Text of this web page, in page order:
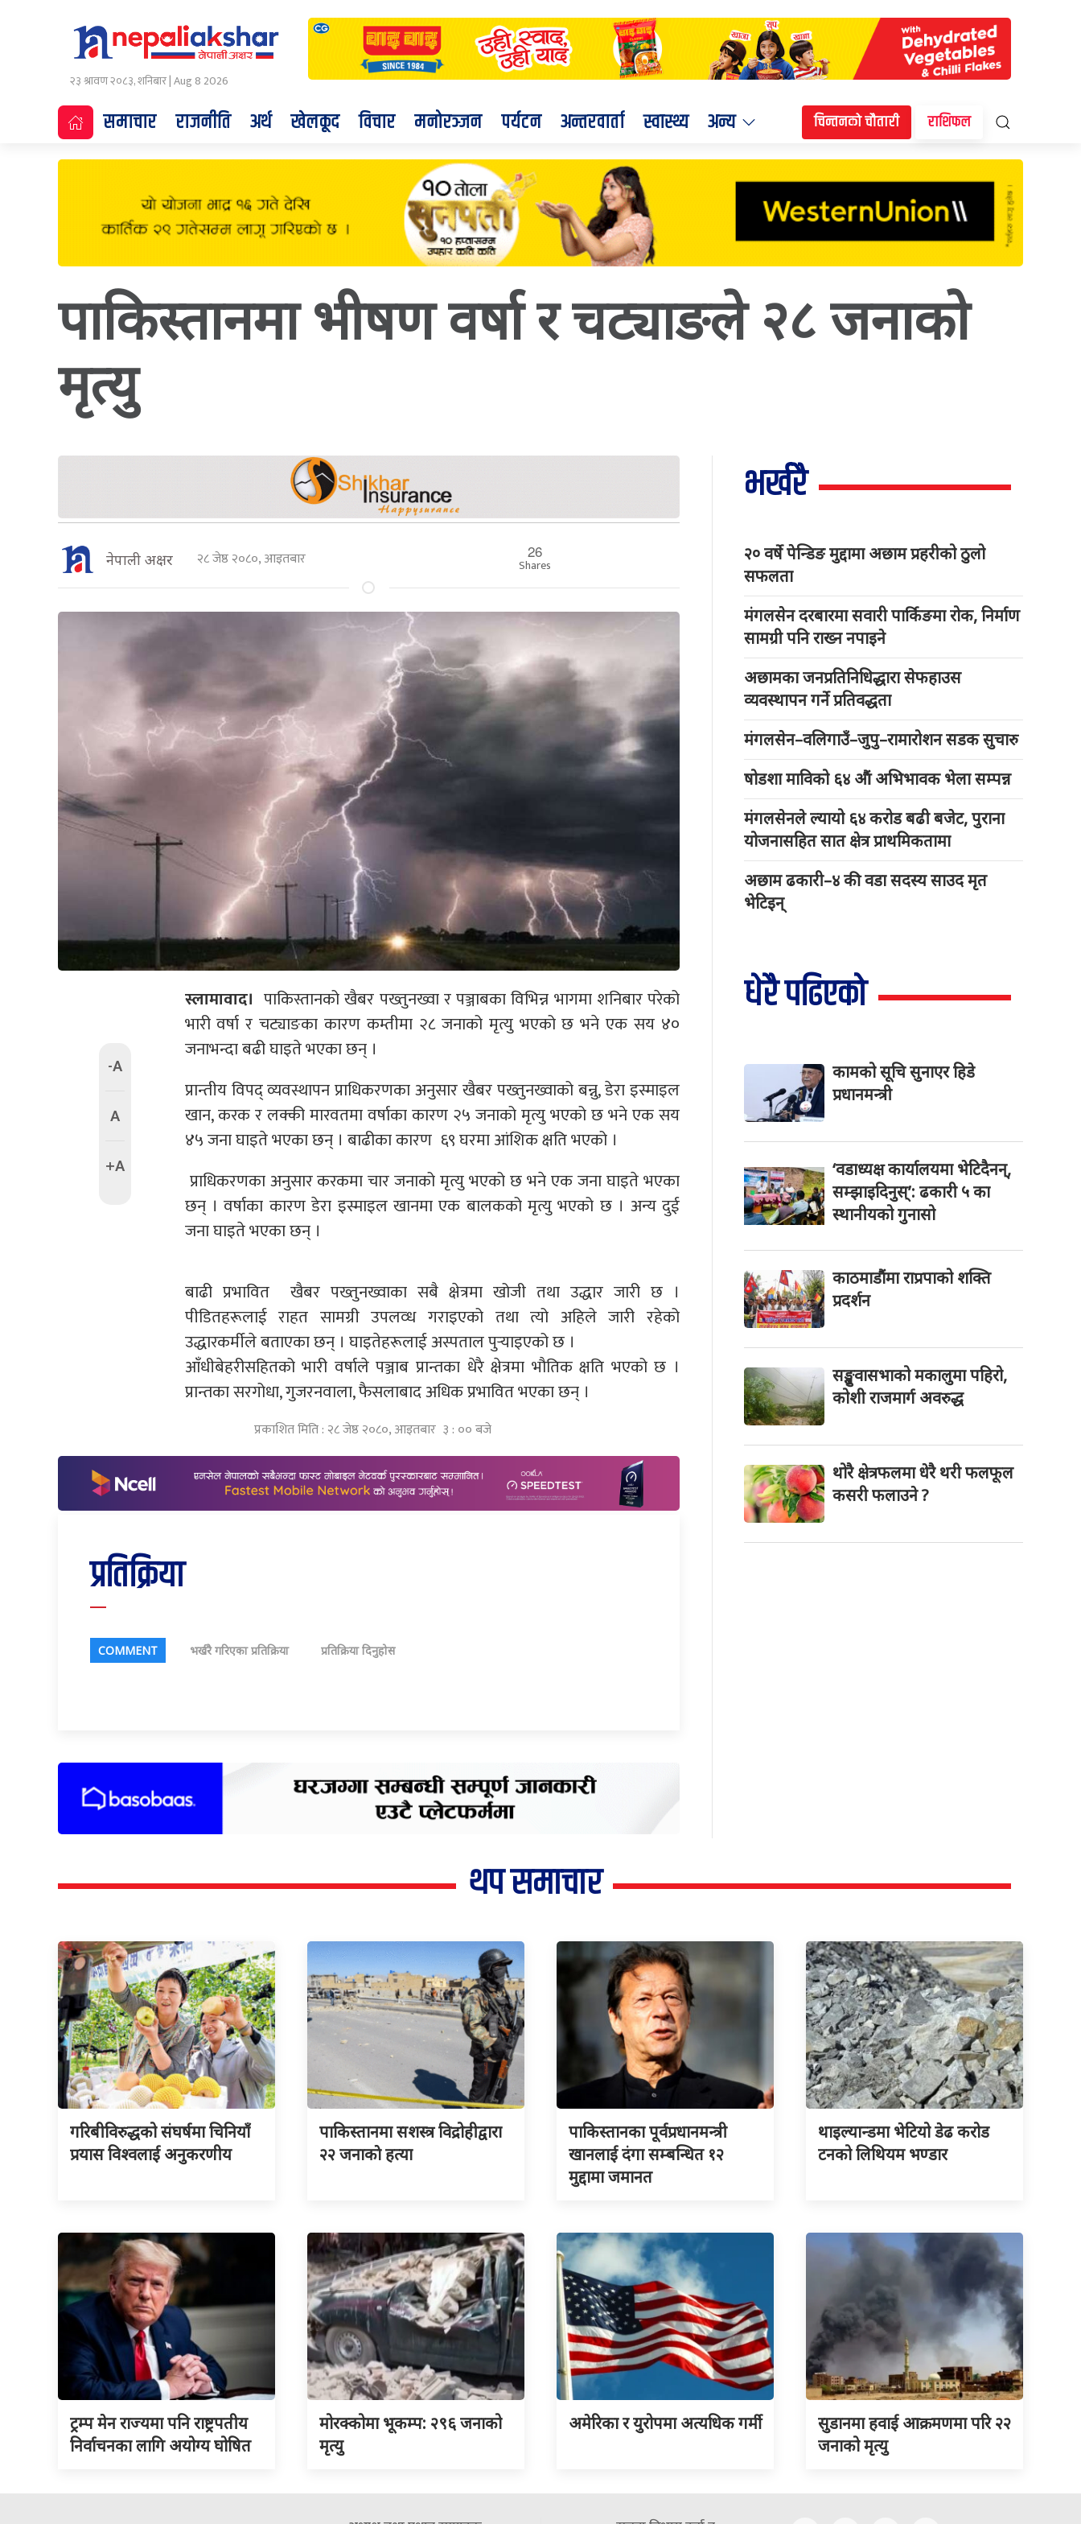
२३ श्रावण २०८३, शनिबार | Aug 8 2026
समाचार राजनीति अर्थ खेलकूद विचार मनोरञ्जन पर्यटन अन्तरवार्ता स्वास्थ्य अन्य चिन्तनको चौतारी राशिफल
पाकिस्तानमा भीषण वर्षा र चट्याङले २८ जनाको
मृत्यु
नेपाली अक्षर २८ जेष्ठ २०८०, आइतबार 26
Shares
-A
A
+A
स्लामावाद। पाकिस्तानको खैबर पख्तुनख्वा र पञ्जाबका विभिन्न भागमा शनिबार परेको
भारी वर्षा र चट्याङका कारण कम्तीमा २८ जनाको मृत्यु भएको छ भने एक सय ४०
जनाभन्दा बढी घाइते भएका छन् ।
प्रान्तीय विपद् व्यवस्थापन प्राधिकरणका अनुसार खैबर पख्तुनख्वाको बन्नु, डेरा इस्माइल
खान, करक र लक्की मारवतमा वर्षाका कारण २५ जनाको मृत्यु भएको छ भने एक सय
४५ जना घाइते भएका छन् । बाढीका कारण ६९ घरमा आंशिक क्षति भएको ।
प्राधिकरणका अनुसार करकमा चार जनाको मृत्यु भएको छ भने एक जना घाइते भएका
छन् । वर्षाका कारण डेरा इस्माइल खानमा एक बालकको मृत्यु भएको छ । अन्य दुई
जना घाइते भएका छन् ।
बाढी प्रभावित खैबर पख्तुनख्वाका सबै क्षेत्रमा खोजी तथा उद्धार जारी छ ।
पीडितहरूलाई राहत सामग्री उपलव्ध गराइएको तथा त्यो अहिले जारी रहेको
उद्धारकर्मीले बताएका छन् । घाइतेहरूलाई अस्पताल पुर्‍याइएको छ ।
आँधीबेहरीसहितको भारी वर्षाले पञ्जाब प्रान्तका धेरै क्षेत्रमा भौतिक क्षति भएको छ ।
प्रान्तका सरगोधा, गुजरनवाला, फैसलाबाद अधिक प्रभावित भएका छन् ।
प्रकाशित मिति : २८ जेष्ठ २०८०, आइतबार ३ : ०० बजे
प्रतिक्रिया
COMMENT भर्खरै गरिएका प्रतिक्रिया प्रतिक्रिया दिनुहोस
भर्खरै
२० वर्षे पेन्डिङ मुद्दामा अछाम प्रहरीको ठुलो
सफलता
मंगलसेन दरबारमा सवारी पार्किङमा रोक, निर्माण
सामग्री पनि राख्न नपाइने
अछामका जनप्रतिनिधिद्धारा सेफहाउस
व्यवस्थापन गर्ने प्रतिवद्धता
मंगलसेन–वलिगाउँ–जुपु–रामारोशन सडक सुचारु
षोडशा माविको ६४ औं अभिभावक भेला सम्पन्न
मंगलसेनले ल्यायो ६४ करोड बढी बजेट, पुराना
योजनासहित सात क्षेत्र प्राथमिकतामा
अछाम ढकारी–४ की वडा सदस्य साउद मृत
भेटिइन्
धेरै पढिएको
कामको सूचि सुनाएर हिडे
प्रधानमन्त्री
‘वडाध्यक्ष कार्यालयमा भेटिदैनन्,
सम्झाइदिनुस्’: ढकारी ५ का
स्थानीयको गुनासो
काठमाडौंमा राप्रपाको शक्ति
प्रदर्शन
सङ्खुवासभाको मकालुमा पहिरो,
कोशी राजमार्ग अवरुद्ध
थोरै क्षेत्रफलमा धेरै थरी फलफूल
कसरी फलाउने ?
थप समाचार
गरिबीविरुद्धको संघर्षमा चिनियाँ
प्रयास विश्वलाई अनुकरणीय
पाकिस्तानमा सशस्त्र विद्रोहीद्वारा
२२ जनाकाे हत्या
पाकिस्तानका पूर्वप्रधानमन्त्री
खानलाई दंगा सम्बन्धित १२
मुद्दामा जमानत
थाइल्यान्डमा भेटियो डेढ करोड
टनको लिथियम भण्डार
ट्रम्प मेन राज्यमा पनि राष्ट्रपतीय
निर्वाचनका लागि अयोग्य घोषित
मोरक्कोमा भूकम्प: २९६ जनाको
मृत्यु
अमेरिका र युरोपमा अत्यधिक गर्मी
सुडानमा हवाई आक्रमणमा परि २२
जनाको मृत्यु